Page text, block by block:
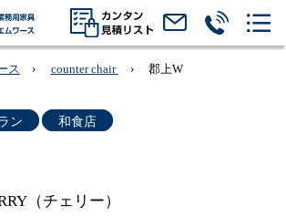
ス counter chair 郡上W
ン 和食店
（チェリー）